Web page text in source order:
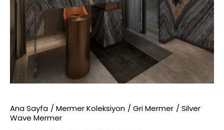
Ana Sayfa Mermer Koleksiyon Gri Mermer
Silver
Wave Mermer